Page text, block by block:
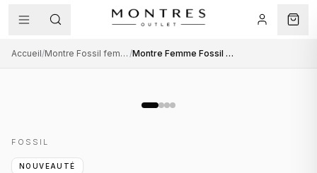
Accueil/ Montre Fossil femme / Montre Femme Fossil Blue Dive ES5371 cadran vert bracelet acier
FOSSIL
NOUVEAUTÉ